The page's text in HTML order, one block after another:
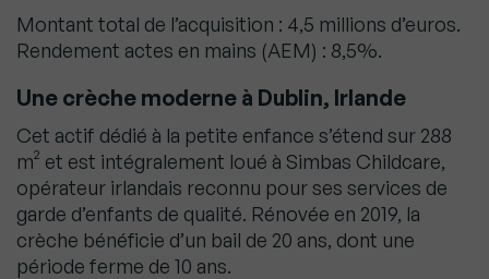
Montant total de l’acquisition : 4,5 millions d’euros.
Rendement actes en mains (AEM) : 8,5%.
Une crèche moderne à Dublin, Irlande
Cet actif dédié à la petite enfance s’étend sur 288
m² et est intégralement loué à Simbas Childcare,
opérateur irlandais reconnu pour ses services de
garde d’enfants de qualité. Rénovée en 2019, la
crèche bénéficie d’un bail de 20 ans, dont une
période ferme de 10 ans.